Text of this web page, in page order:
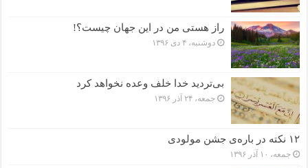
راز هستی من در این جهان چیست؟!
دوشنبه، ۴ دی ۱۳۹۶
بی‌تردید خدا خلف وعده نخواهد کرد
جمعه، ۲۴ آذر ۱۳۹۶
۱۲ نکته در باره‌ی جشن مولودی
جمعه، ۱۰ آذر ۱۳۹۶